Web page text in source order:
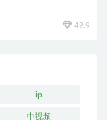
49.9
ip
中视频